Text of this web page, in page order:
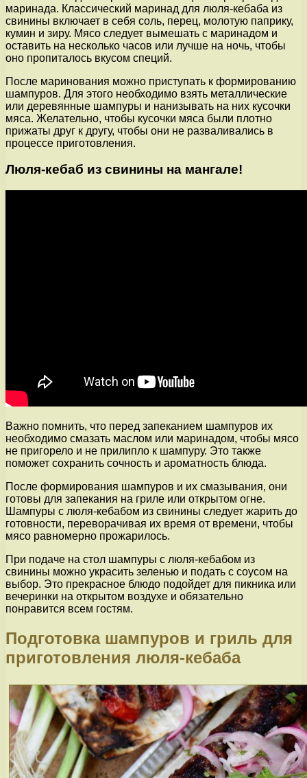
маринада. Классический маринад для люля-кебаба из
свинины включает в себя соль, перец, молотую паприку,
кумин и зиру. Мясо следует вымешать с маринадом и
оставить на несколько часов или лучше на ночь, чтобы
оно пропиталось вкусом специй.
После маринования можно приступать к формированию
шампуров. Для этого необходимо взять металлические
или деревянные шампуры и нанизывать на них кусочки
мяса. Желательно, чтобы кусочки мяса были плотно
прижаты друг к другу, чтобы они не разваливались в
процессе приготовления.
Люля-кебаб из свинины на мангале!
Важно помнить, что перед запеканием шампуров их
необходимо смазать маслом или маринадом, чтобы мясо
не пригорело и не прилипло к шампуру. Это также
поможет сохранить сочность и ароматность блюда.
После формирования шампуров и их смазывания, они
готовы для запекания на гриле или открытом огне.
Шампуры с люля-кебабом из свинины следует жарить до
готовности, переворачивая их время от времени, чтобы
мясо равномерно прожарилось.
При подаче на стол шампуры с люля-кебабом из
свинины можно украсить зеленью и подать с соусом на
выбор. Это прекрасное блюдо подойдет для пикника или
вечеринки на открытом воздухе и обязательно
понравится всем гостям.
Подготовка шампуров и гриль для
приготовления люля-кебаба